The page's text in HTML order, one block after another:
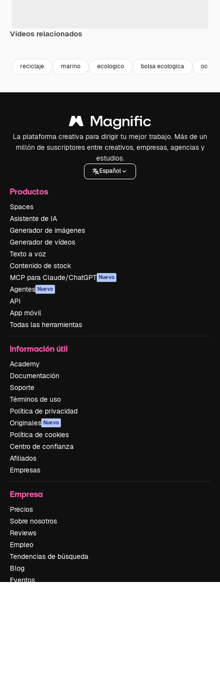
Vídeos relacionados
reciclaje marino ecologico bolsa ecologica
La plataforma creativa para dirigir tu mejor trabajo. Más de un
millón de suscriptores entre creativos, empresas, agencias y
estudios.
Español
Productos
Spaces
Asistente de IA
Generador de imágenes
Generador de vídeos
Texto a voz
Contenido de stock
MCP para Claude/ChatGPT Nuevo
Agentes Nuevo
API
App móvil
Todas las herramientas
Información útil
Academy
Documentación
Soporte
Términos de uso
Política de privacidad
Originales Nuevo
Política de cookies
Centro de confianza
Afiliados
Empresas
Empresa
Precios
Sobre nosotros
Reviews
Empleo
Tendencias de búsqueda
Blog
Eventos